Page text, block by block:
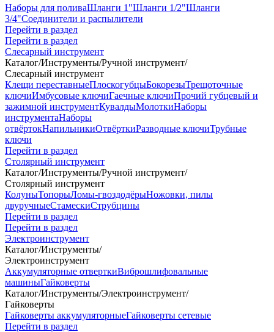
Наборы для поливаШланги 1"Шланги 1/2"Шланги
3/4"Соединители и распылители
Перейти в раздел
Перейти в раздел
Слесарный инструмент
Каталог/Инструменты/Ручной инструмент/
Слесарный инструмент
Клещи переставныеПлоскогубцыБокорезыТрещоточные
ключиИмбусовые ключиГаечные ключиПрочий губцевый и
зажимной инструментКувалдыМолоткиНаборы
инструментаНаборы
отвёртокНапильникиОтвёрткиРазводные ключиТрубные
ключи
Перейти в раздел
Столярный инструмент
Каталог/Инструменты/Ручной инструмент/
Столярный инструмент
КолуныТопорыЛомы-гвоздодёрыНожовки, пилы
двуручныеСтамескиСтрубцины
Перейти в раздел
Перейти в раздел
Электроинструмент
Каталог/Инструменты/
Электроинструмент
Аккумуляторные отверткиВиброшлифовальные
машиныГайковерты
Каталог/Инструменты/Электроинструмент/
Гайковерты
Гайковерты аккумуляторныеГайковерты сетевые
Перейти в раздел